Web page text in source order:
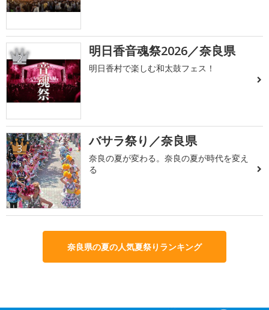
2 明日香音魂祭2026／奈良県
明日香村で楽しむ和太鼓フェス！
3 バサラ祭り／奈良県
奈良の夏が変わる。奈良の夏が時代を変え
る
奈良県の夏の人気夏祭りランキング